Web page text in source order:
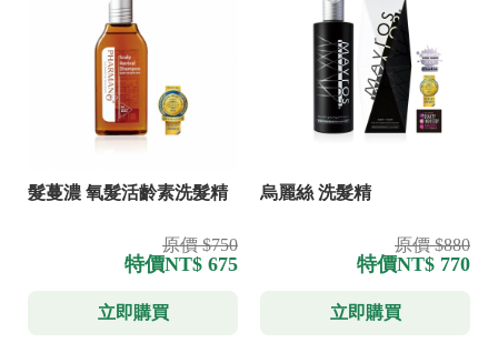
髮蔓濃 氧髮活齡素洗髮精
原價 $750
特價NT$ 675
立即購買
烏麗絲 洗髮精
原價 $880
特價NT$ 770
立即購買